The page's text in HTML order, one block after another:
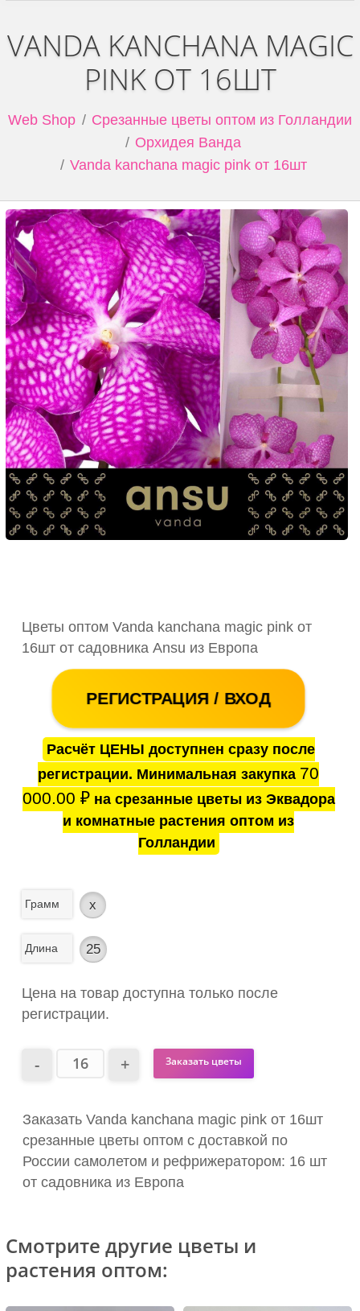
VANDA KANCHANA MAGIC
PINK ОТ 16ШТ
Web Shop
Срезанные цветы оптом из Голландии
Орхидея Ванда
Vanda kanchana magic pink от 16шт
Цветы оптом Vanda kanchana magic pink от
16шт от садовника Ansu из Европа
РЕГИСТРАЦИЯ / ВХОД
Расчёт ЦЕНЫ доступнен сразу после
регистрации. Минимальная закупка 70
000.00 ₽на срезанные цветы из Эквадора
и комнатные растения оптом из
Голландии
Грамм x
Длина 25
Цена на товар доступна только после
регистрации.
Заказать цветы
Заказать Vanda kanchana magic pink от 16шт
срезанные цветы оптом с доставкой по
России самолетом и рефрижератором: 16 шт
от садовника из Европа
Смотрите другие цветы и
растения оптом: